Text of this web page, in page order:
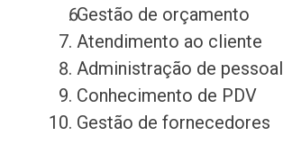
Gestão de orçamento
Atendimento ao cliente
Administração de pessoal
Conhecimento de PDV
Gestão de fornecedores